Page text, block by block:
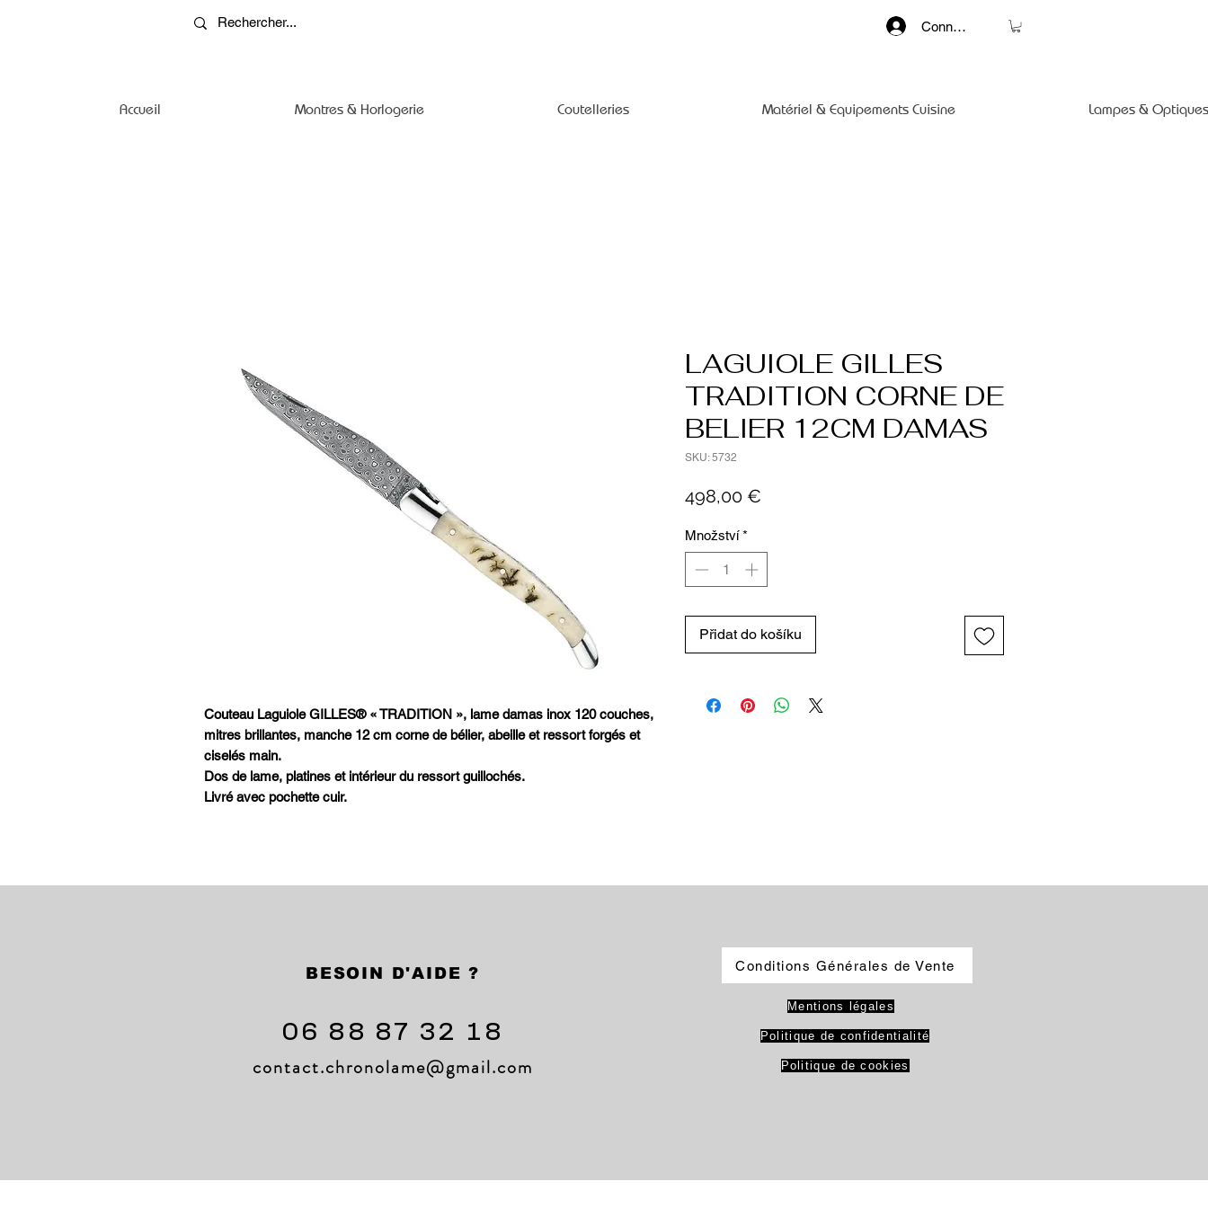
Connexion
Accueil Montres & Horlogerie Coutelleries Matériel & Equipements Cuisine Lampes &
Couteau Laguiole GILLES® « TRADITION », lame damas inox 120 couches,
mitres brillantes, manche 12 cm corne de bélier, abeille et ressort forgés et
ciselés main.
Dos de lame, platines et intérieur du ressort guillochés.
Livré avec pochette cuir.
LAGUIOLE GILLES
TRADITION CORNE DE
BELIER 12CM DAMAS
SKU: 5732
498,00 €
Množství *
Přidat do košíku
BESOIN D'AIDE ?
06 88 87 32 18
contact.chronolame@gmail.com
Conditions Générales de Vente
Mentions légales
Politique de confidentialité
Politique de cookies